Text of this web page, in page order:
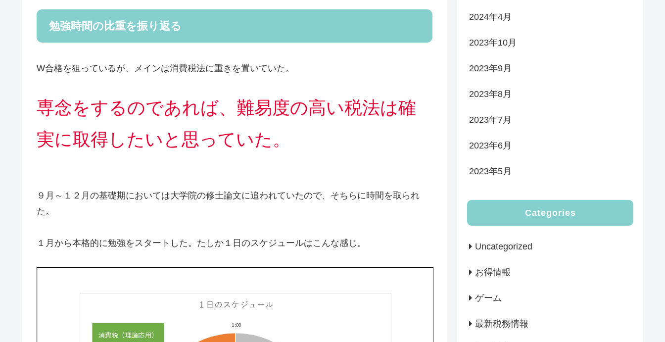
勉強時間の比重を振り返る
W合格を狙っているが、メインは消費税法に重きを置いていた。
専念をするのであれば、難易度の高い税法は確
実に取得したいと思っていた。
９月～１２月の基礎期においては大学院の修士論文に追われていたので、そちらに時間を取られ
た。
１月から本格的に勉強をスタートした。たしか１日のスケジュールはこんな感じ。
2024年4月
2023年10月
2023年9月
2023年8月
2023年7月
2023年6月
2023年5月
Categories
Uncategorized
お得情報
ゲーム
最新税務情報